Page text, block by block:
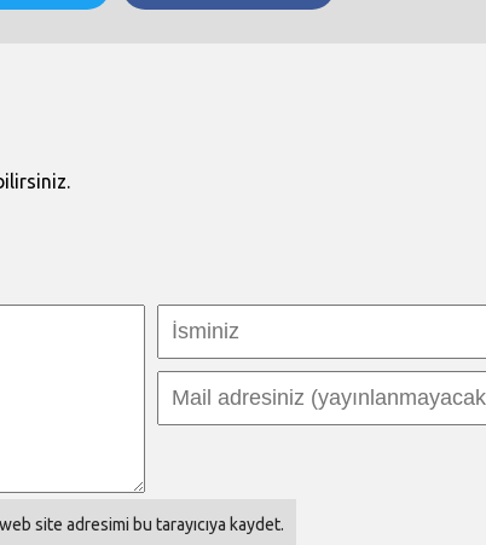
site adresimi bu tarayıcıya kaydet.